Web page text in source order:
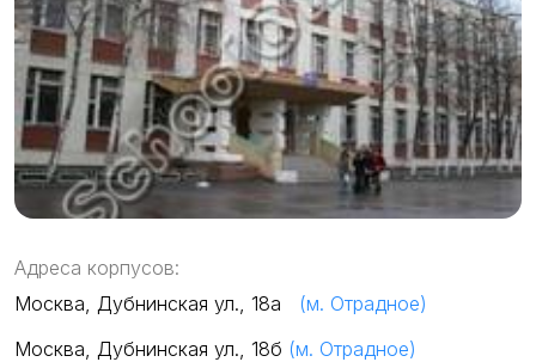
Адреса корпусов:
Москва, Дубнинская ул., 18а (м. Отрадное)
Москва, Дубнинская ул., 18б (м. Отрадное)